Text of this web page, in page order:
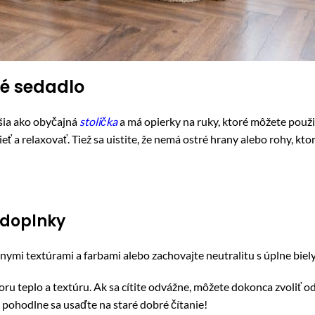
sedadlo
ako obyčajná stoličkaa má opierky na ruky, ktoré môžete
a relaxovať. Tiež sa uistite, že nemá ostré hrany alebo rohy,
textúrami a farbami alebo zachovajte neutralitu s úplne
teplo a textúru. Ak sa cítite odvážne, môžete dokonca zvoliť
sa usaďte na staré dobré čítanie!